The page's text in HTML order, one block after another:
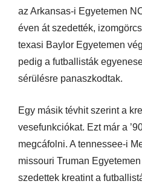
az Arkansas-i Egyetemen
éven át szedették,
texasi Baylor Egyetemen
pedig a futballisták
sérülésre panaszkodtak.
Egy másik tévhit szerint a
vesefunkciókat. Ezt már a
megcáfolni. A tennessee-i
missouri Truman
szedettek kreatint a